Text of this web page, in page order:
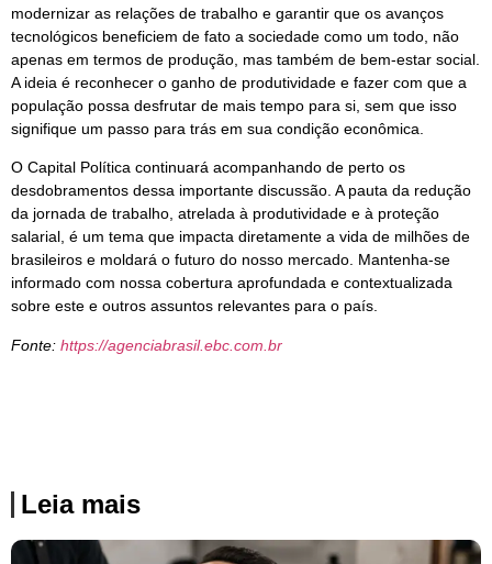
modernizar as relações de trabalho e garantir que os avanços
tecnológicos beneficiem de fato a sociedade como um todo, não
apenas em termos de produção, mas também de bem-estar social.
A ideia é reconhecer o ganho de produtividade e fazer com que a
população possa desfrutar de mais tempo para si, sem que isso
signifique um passo para trás em sua condição econômica.
O Capital Política continuará acompanhando de perto os
desdobramentos dessa importante discussão. A pauta da redução
da jornada de trabalho, atrelada à produtividade e à proteção
salarial, é um tema que impacta diretamente a vida de milhões de
brasileiros e moldará o futuro do nosso mercado. Mantenha-se
informado com nossa cobertura aprofundada e contextualizada
sobre este e outros assuntos relevantes para o país.
Fonte: https://agenciabrasil.ebc.com.br
Leia mais